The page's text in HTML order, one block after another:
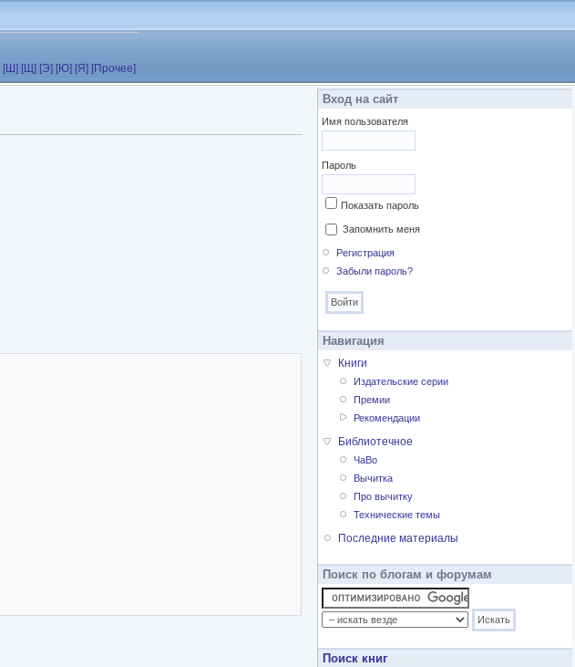
[Ш] [Щ] [Э] [Ю] [Я] [Прочее]
Вход на сайт
Имя пользователя
Пароль
Показать пароль
Запомнить меня
Регистрация
Забыли пароль?
Навигация
Книги
Издательские серии
Премии
Рекомендации
Библиотечное
ЧаВо
Вычитка
Про вычитку
Технические темы
Последние материалы
Поиск по блогам и форумам
Поиск книг